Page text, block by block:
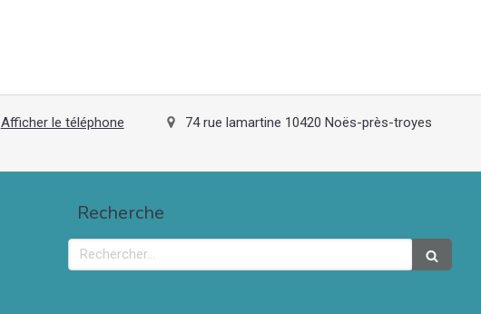
Afficher le téléphone 74 rue lamartine 10420 Noës-près-troyes
Recherche
Rechercher